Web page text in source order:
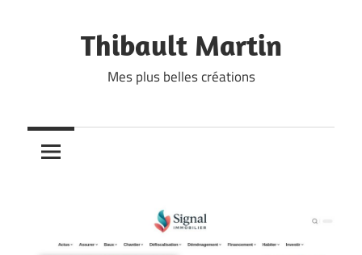
Thibault Martin
Mes plus belles créations